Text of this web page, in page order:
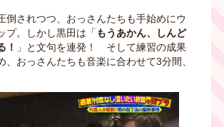
倒されつつ、おっさんたちも手始めにウ
プ。しかし黒田は「 もうあかん、しんど
！
」と文句を連発！ そして練習の成果
、おっさんたちも音楽に合わせて3分間、